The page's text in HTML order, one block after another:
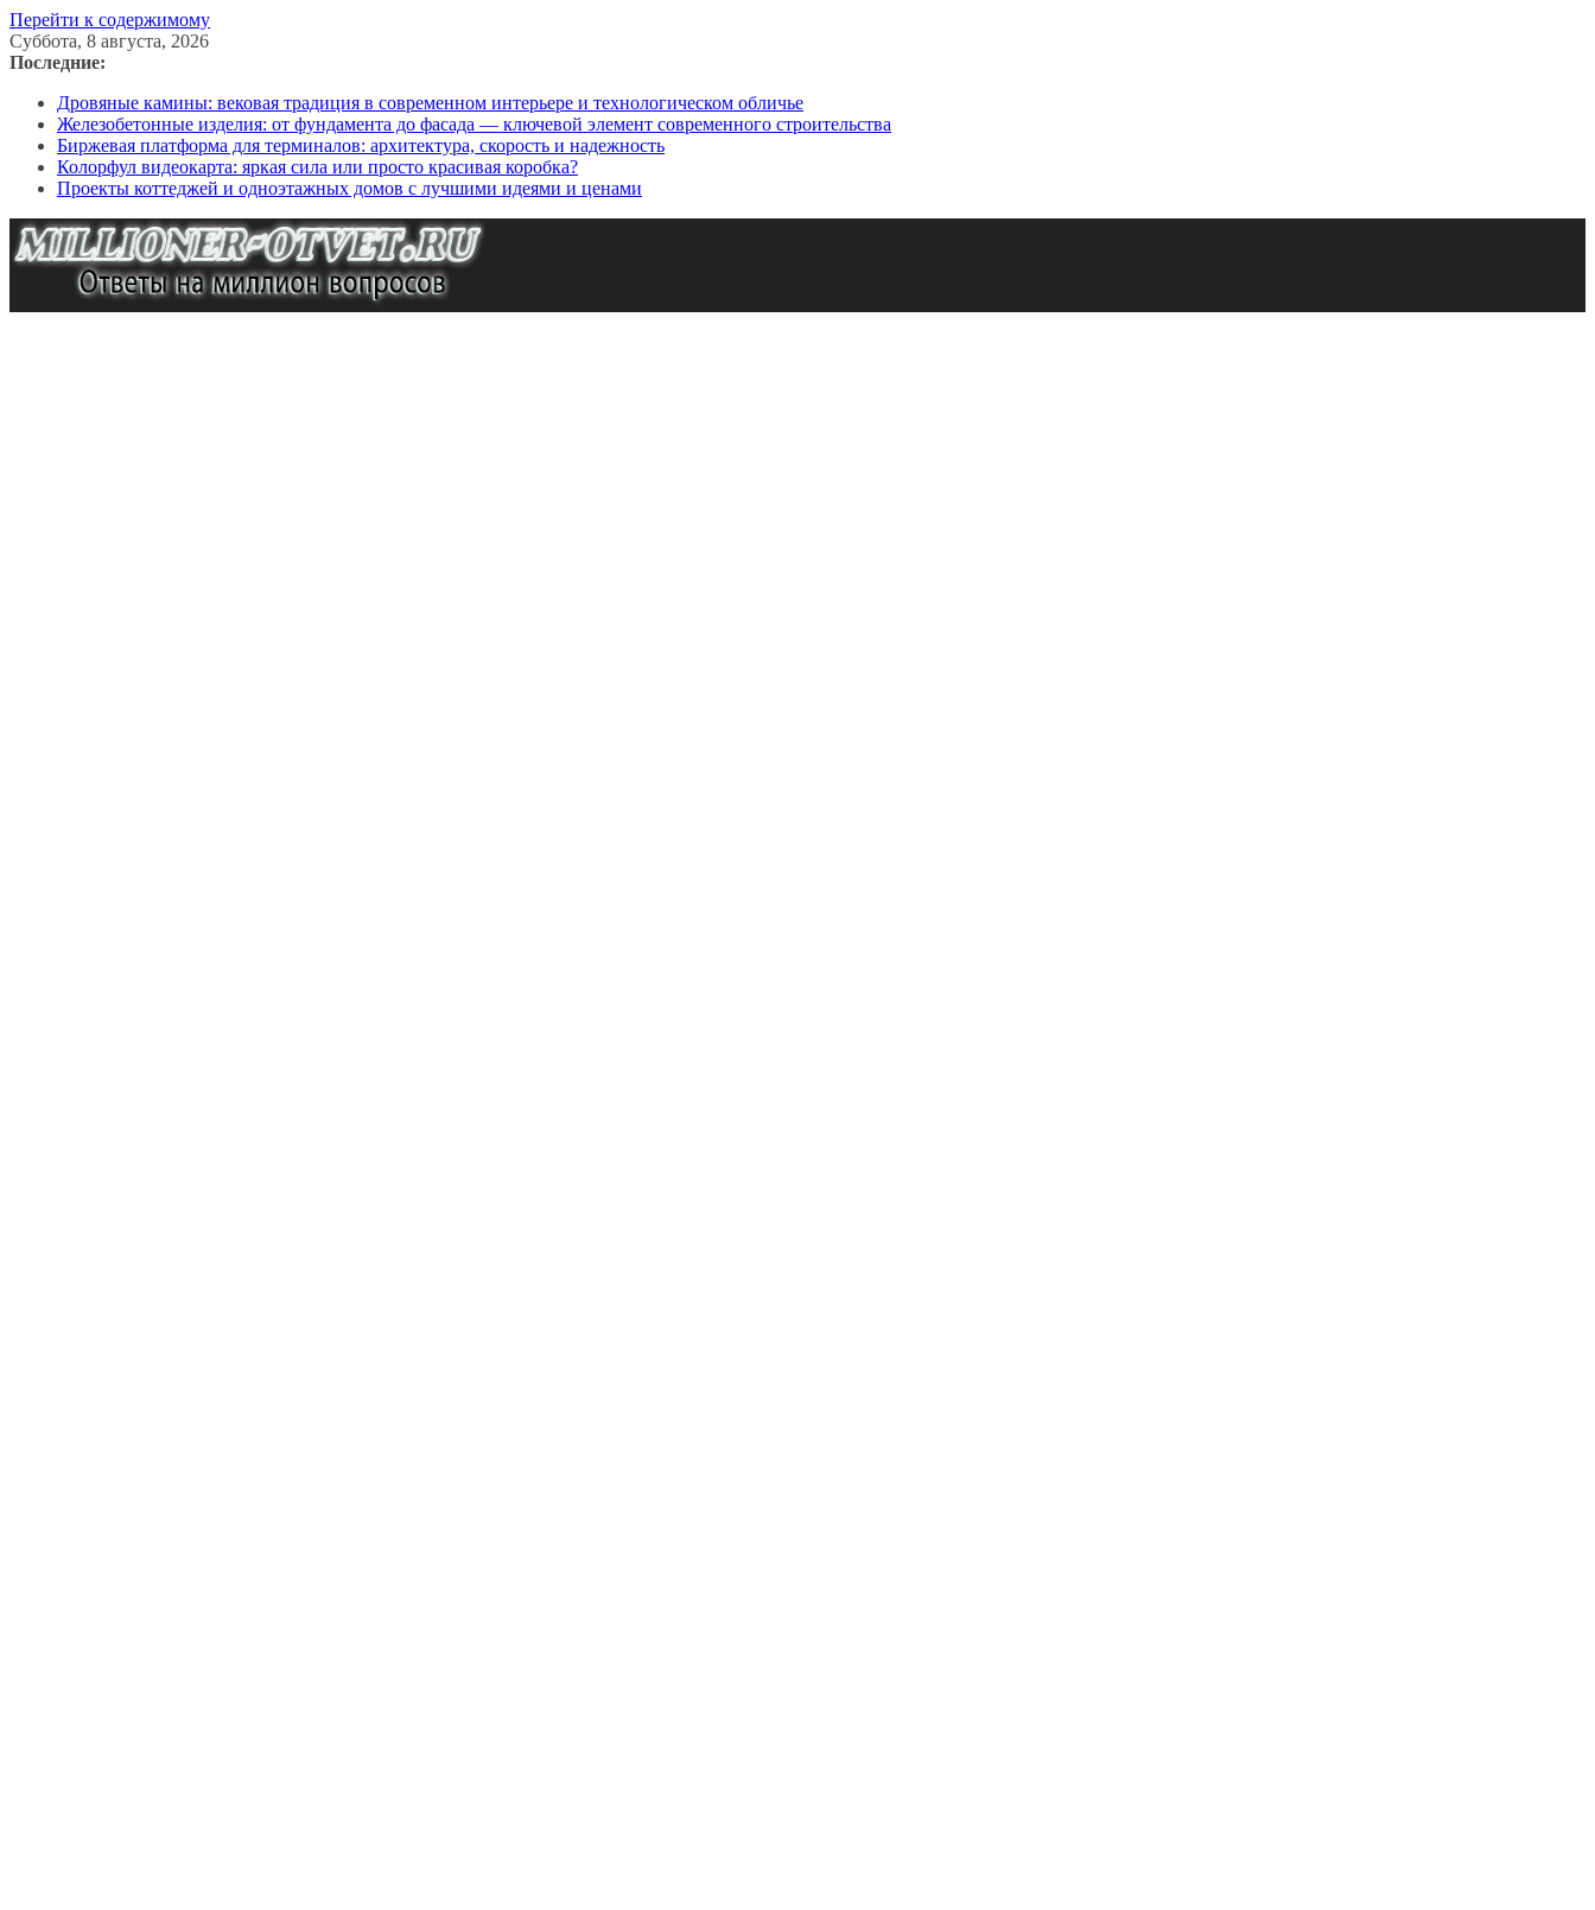
Перейти к содержимому
Суббота, 8 августа, 2026
Последние:
Дровяные камины: вековая традиция в современном интерьере и технологическом обличье
Железобетонные изделия: от фундамента до фасада — ключевой элемент современного строительства
Биржевая платформа для терминалов: архитектура, скорость и надежность
Колорфул видеокарта: яркая сила или просто красивая коробка?
Проекты коттеджей и одноэтажных домов с лучшими идеями и ценами